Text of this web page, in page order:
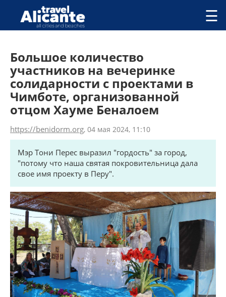
Перейти к основному содержанию
СПРАВОЧНАЯ
ПИТАНИЕ
ПРОЖИВАНИЕ
ПЛЯЖИ
ДОСТОПРИМЕЧАТЕЛЬНОСТИ
КЕМПИНГ
КОМАРКИ (РАЙОНЫ)
ПРЕДЛОЖЕНИЯ
УСЛУГИ
☰
Большое количество
участников на вечеринке
солидарности с проектами в
Чимботе, организованной
отцом Хауме Беналоем
https://benidorm.org, 04 мая 2024, 11:10
Мэр Тони Перес выразил "гордость" за город,
"потому что наша святая покровительница дала
свое имя проекту в Перу".